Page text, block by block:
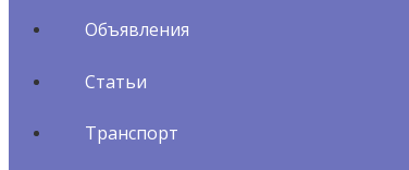
Объявления
Статьи
Транспорт